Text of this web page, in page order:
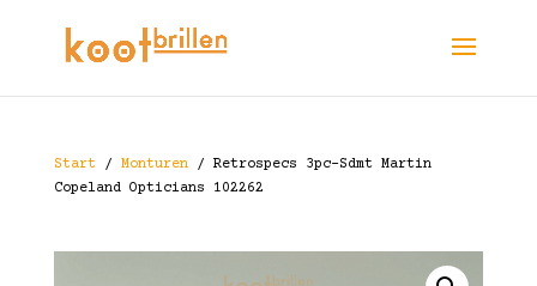
Start/ Monturen/ Retrospecs 3pc-Sdmt Martin
Copeland Opticians 102262